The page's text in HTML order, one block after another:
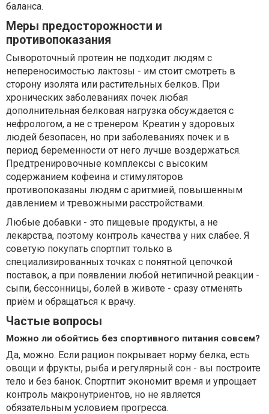
баланса.
Меры предосторожности и
противопоказания
Сывороточный протеин не подходит людям с
непереносимостью лактозы - им стоит смотреть в
сторону изолята или растительных белков. При
хронических заболеваниях почек любая
дополнительная белковая нагрузка обсуждается с
нефрологом, а не с тренером. Креатин у здоровых
людей безопасен, но при заболеваниях почек и в
период беременности от него лучше воздержаться.
Предтренировочные комплексы с высоким
содержанием кофеина и стимуляторов
противопоказаны людям с аритмией, повышенным
давлением и тревожными расстройствами.
Любые добавки - это пищевые продукты, а не
лекарства, поэтому контроль качества у них слабее. Я
советую покупать спортпит только в
специализированных точках с понятной цепочкой
поставок, а при появлении любой нетипичной реакции -
сыпи, бессонницы, болей в животе - сразу отменять
приём и обращаться к врачу.
Частые вопросы
Можно ли обойтись без спортивного питания совсем?
Да, можно. Если рацион покрывает норму белка, есть
овощи и фрукты, рыба и регулярный сон - вы построите
тело и без банок. Спортпит экономит время и упрощает
контроль макронутриентов, но не является
обязательным условием прогресса.